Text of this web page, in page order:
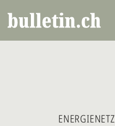
zum
Inhalt